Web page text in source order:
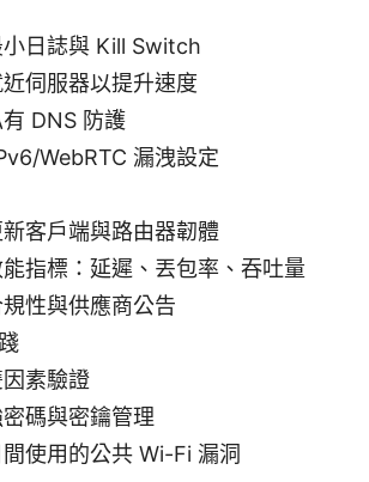
日誌與 Kill Switch
伺服器以提升速度
DNS 防護
WebRTC 漏洩設定
客戶端與路由器韌體
指標：延遲、丟包率、吞吐量
性與供應商公告
素驗證
碼與密鑰管理
使用的公共 Wi-Fi 漏洞